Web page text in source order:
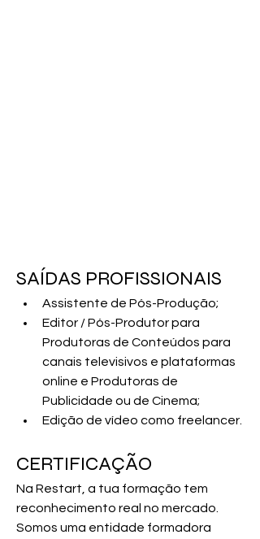
SAÍDAS PROFISSIONAIS
Assistente de Pós-Produção;
Editor / Pós-Produtor para
Produtoras de Conteúdos para
canais televisivos e plataformas
online e Produtoras de
Publicidade ou de Cinema;
Edição de vídeo como freelancer.
CERTIFICAÇÃO
Na Restart, a tua formação tem
reconhecimento real no mercado.
Somos uma entidade formadora